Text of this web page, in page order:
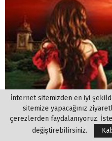
İnternet sitemizden en iyi
sitemize yapacağınız
çerezlerden faydalanıyoruz.
değiştirebilirsiniz.